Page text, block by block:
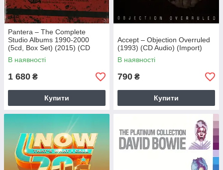
Pantera – The Complete
Studio Albums 1990-2000
(5cd, Box Set) (2015) (CD
Audio) (Import)
В наявності
1 680 ₴
Купити
Accept – Objection Overruled
(1993) (CD Audio) (Import)
В наявності
790 ₴
Купити